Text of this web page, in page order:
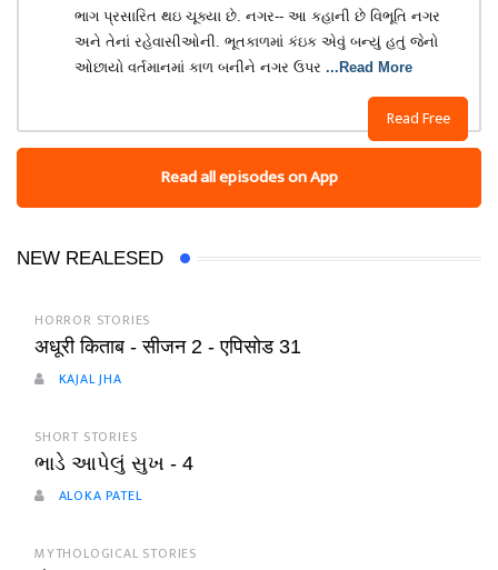
Read Free
ભાગ પ્રસારિત થઇ ચૂક્યા છે. નગર-- આ કહાની છે વિભૂતિ નગર
અને તેનાં રહેવાસીઓની. ભૂતકાળમાં કંઇક એવું બન્યું હતું જેનો
ઓછાયો વર્તમાનમાં કાળ બનીને નગર ઉપર ...Read More
Read all episodes on App
NEW REALESED
HORROR STORIES
अधूरी किताब - सीजन 2 - एपिसोड 31
KAJAL JHA
SHORT STORIES
ભાડે આપેલું સુખ - 4
ALOKA PATEL
MYTHOLOGICAL STORIES